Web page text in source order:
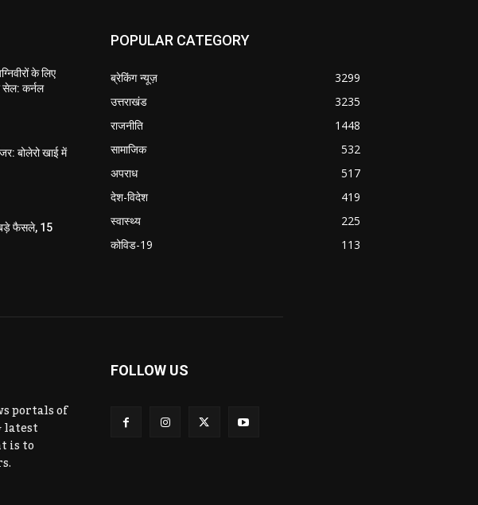
के लिए
सेल: कर्नल
बोलेरो खाई में
बड़े फैसले, 15
POPULAR CATEGORY
ब्रेकिंग न्यूज़
3299
उत्तराखंड
3235
राजनीति
1448
सामाजिक
532
अपराध
517
देश-विदेश
419
स्वास्थ्य
225
कोविड-19
113
portals of
latest
is to
FOLLOW US